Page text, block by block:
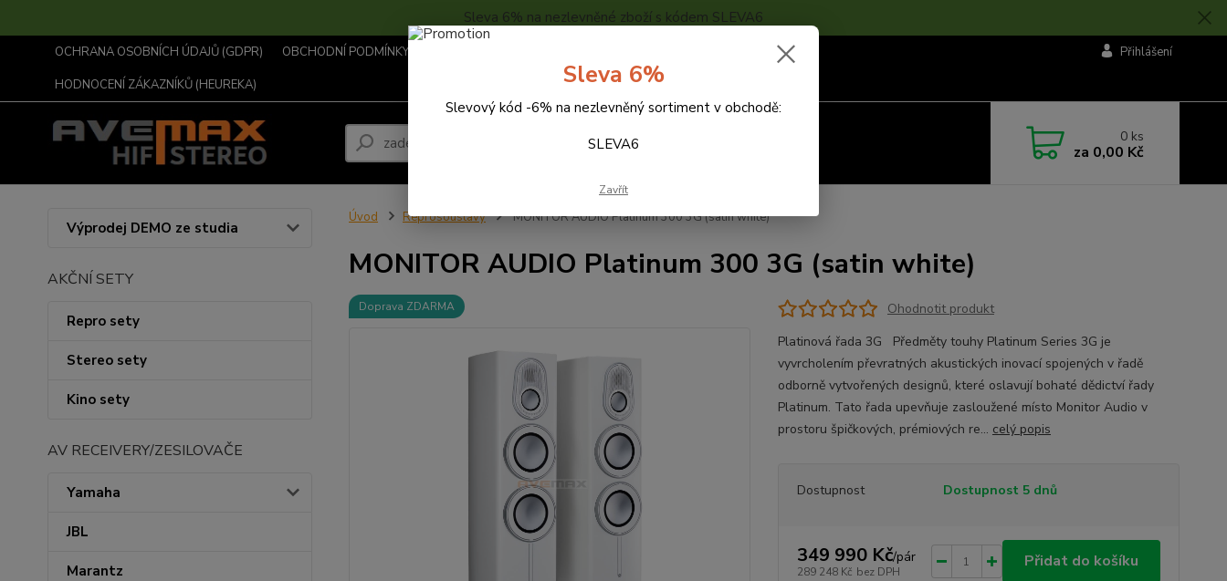
Sleva 6% na nezlevněné zboží s kódem SLEVA6
OCHRANA OSOBNÍCH ÚDAJŮ (GDPR) OBCHODNÍ PODMÍNKY ...
HODNOCENÍ ZÁKAZNÍKŮ (HEUREKA)
Přihlášení
Hledat 0 ks
za 0,00 Kč
Výprodej DEMO ze studia
AKČNÍ SETY
Repro sety
Stereo sety
Kino sety
AV RECEIVERY/ZESILOVAČE
Yamaha
JBL
Marantz
Úvod Reprosoustavy MONITOR AUDIO Platinum 300 3G (satin white)
MONITOR AUDIO Platinum 300 3G (satin white)
Doprava ZDARMA
Ohodnotit produkt
Platinová řada 3G Předměty touhy Platinum Series 3G je
vyvrcholením převratných akustických inovací spojených v řadě
odborně vytvořených designů, které oslavují bohaté dědictví řady
Platinum. Tato řada upevňuje zasloužené místo Monitor Audio v
prostoru špičkových, prémiových re... celý popis
Dostupnost Dostupnost 5 dnů
349 990 Kč/pár
289 248 Kč bez DPH
Přidat do košíku
Sleva 6%
Slevový kód -6% na nezlevněný sortiment v obchodě:
SLEVA6
Zavřít